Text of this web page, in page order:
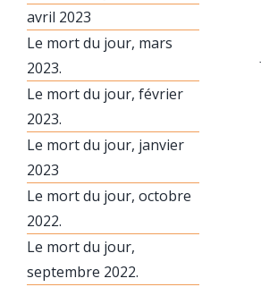
avril 2023
Le mort du jour, mars
2023.
Le mort du jour, février
2023.
Le mort du jour, janvier
2023
Le mort du jour, octobre
2022.
Le mort du jour,
septembre 2022.